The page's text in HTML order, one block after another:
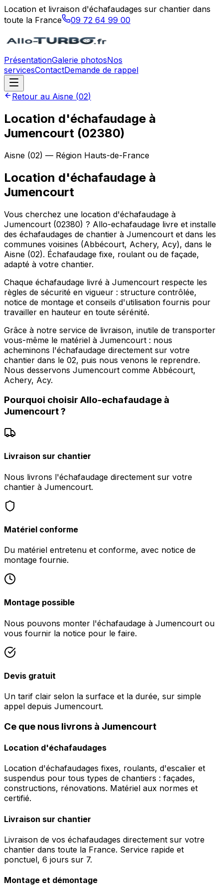
Location et livraison d'échafaudages sur chantier dans
toute la France
09 72 64 99 00
PrésentationGalerie photosNos
servicesContactDemande de rappel
Retour au Aisne (02)
Location d'échafaudage à
Jumencourt (02380)
Aisne (02) — Région Hauts-de-France
Location d'échafaudage à
Jumencourt
Vous cherchez une location d'échafaudage à
Jumencourt (02380) ? Allo-echafaudage livre et installe
des échafaudages de chantier à Jumencourt et dans les
communes voisines (Abbécourt, Achery, Acy), dans le
Aisne (02). Échafaudage fixe, roulant ou de façade,
adapté à votre chantier.
Chaque échafaudage livré à Jumencourt respecte les
règles de sécurité en vigueur : structure contrôlée,
notice de montage et conseils d'utilisation fournis pour
travailler en hauteur en toute sérénité.
Grâce à notre service de livraison, inutile de transporter
vous-même le matériel à Jumencourt : nous
acheminons l'échafaudage directement sur votre
chantier dans le 02, puis nous venons le reprendre.
Nous desservons Jumencourt comme Abbécourt,
Achery, Acy.
Pourquoi choisir Allo-echafaudage à
Jumencourt?
Livraison sur chantier
Nous livrons l'échafaudage directement sur votre
chantier à Jumencourt.
Matériel conforme
Du matériel entretenu et conforme, avec notice de
montage fournie.
Montage possible
Nous pouvons monter l'échafaudage à Jumencourt ou
vous fournir la notice pour le faire.
Devis gratuit
Un tarif clair selon la surface et la durée, sur simple
appel depuis Jumencourt.
Ce que nous livrons à Jumencourt
Location d'échafaudages
Location d'échafaudages fixes, roulants, d'escalier et
suspendus pour tous types de chantiers : façades,
constructions, rénovations. Matériel aux normes et
certifié.
Livraison sur chantier
Livraison de vos échafaudages directement sur votre
chantier dans toute la France. Service rapide et
ponctuel, 6 jours sur 7.
Montage et démontage